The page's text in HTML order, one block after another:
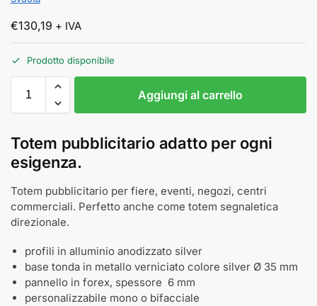
€130,19 + IVA
Prodotto disponibile
Aggiungi al carrello
Totem pubblicitario adatto per ogni
esigenza.
Totem pubblicitario per fiere, eventi, negozi, centri
commerciali. Perfetto anche come totem segnaletica
direzionale.
profili in alluminio anodizzato silver
base tonda in metallo verniciato colore silver Ø 35 mm
pannello in forex, spessore 6 mm
personalizzabile mono o bifacciale